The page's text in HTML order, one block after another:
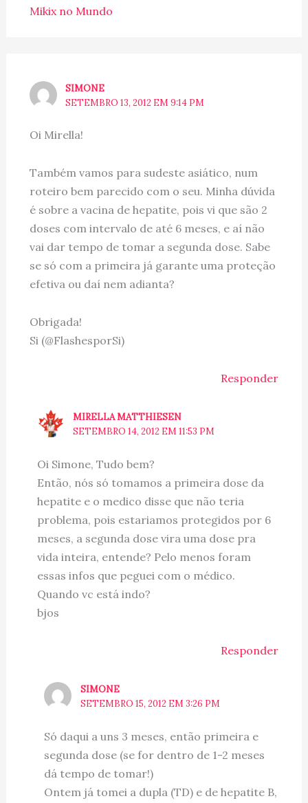
Mikix no Mundo
SIMONE
SETEMBRO 13, 2012 EM 9:14 PM
Oi Mirella!
Também vamos para sudeste asiático, num
roteiro bem parecido com o seu. Minha dúvida
é sobre a vacina de hepatite, pois vi que são 2
doses com intervalo de até 6 meses, e aí não
vai dar tempo de tomar a segunda dose. Sabe
se só com a primeira já garante uma proteção
efetiva ou daí nem adianta?
Obrigada!
Si (@FlashesporSi)
Responder
MIRELLA MATTHIESEN
SETEMBRO 14, 2012 EM 11:53 PM
Oi Simone, Tudo bem?
Então, nós só tomamos a primeira dose da
hepatite e o medico disse que não teria
problema, pois estariamos protegidos por 6
meses, a segunda dose vira uma dose pra
vida inteira, entende? Pelo menos foram
essas infos que peguei com o médico.
Quando vc está indo?
bjos
Responder
SIMONE
SETEMBRO 15, 2012 EM 3:26 PM
Só daqui a uns 3 meses, então primeira e
segunda dose (se for dentro de 1-2 meses
dá tempo de tomar!)
Ontem já tomei a dupla (TD) e de hepatite B,